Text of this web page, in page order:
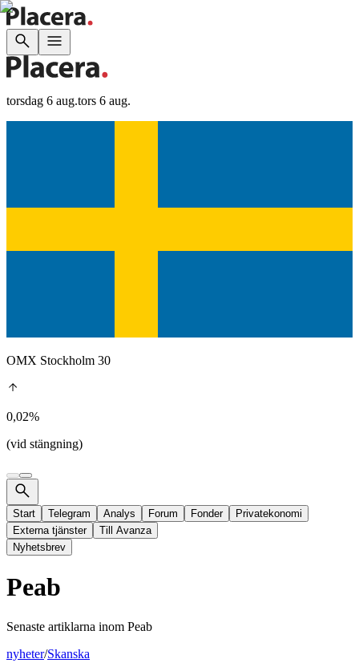
torsdag 6 aug.tors 6 aug.
OMX Stockholm 30
0,02%
(vid stängning)
Start Telegram Analys Forum Fonder
Privatekonomi
Externa tjänster
Till Avanza
Nyhetsbrev
Peab
Senaste artiklarna inom Peab
nyheter/Skanska